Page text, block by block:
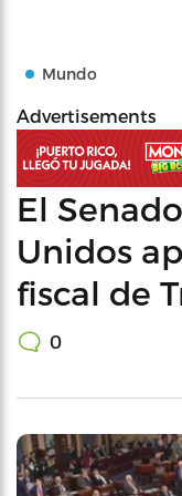
Mundo
Advertisements
El
Unidos
fiscal de
0